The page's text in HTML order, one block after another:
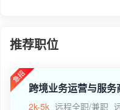
推荐职位
跨境业务运营与服务
2k-5k 远程全职/兼职